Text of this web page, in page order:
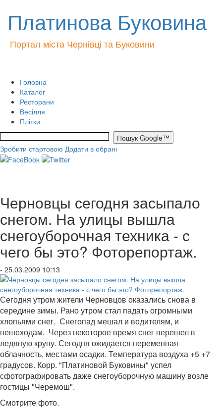
Платинова Буковина
Портал міста Чернівці та Буковини
Головна
Каталог
Ресторани
Весілля
Плітки
Зробити стартовою Додати в обрані
Черновцы сегодня засыпало
снегом. На улицы вышла
снегоуборочная техника - с
чего бы это? Фоторепортаж.
- 25.03.2009 10:13
Сегодня утром жители Черновцов оказались снова в
середине зимы. Рано утром стал падать огромными
хлопьями снег. Снегопад мешал и водителям, и
пешеходам. Через некоторое время снег перешел в
ледяную крупу. Сегодня ожидается переменная
облачность, местами осадки. Температура воздуха +5 +7
градусов. Корр. "Платиновой Буковины" успел
сфотографировать даже снегоуборочную машину возле
гостицы "Черемош".
Смотрите фото.